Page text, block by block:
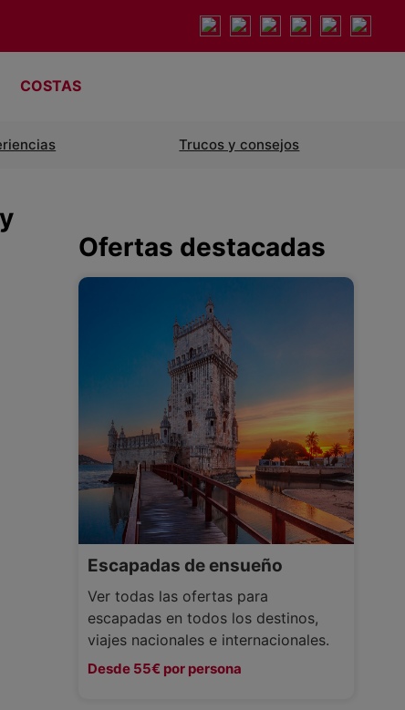
COSTAS
Trucos y consejos
Ofertas destacadas
Escapadas de ensueño
Ver todas las ofertas para
escapadas en todos los destinos,
viajes nacionales e internacionales.
Desde 55€ por persona